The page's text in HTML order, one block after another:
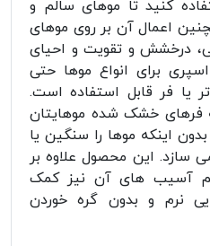
کنید تا موهای سالم و
اعمال آن بر روی موهای
درخشش و تقویت و احیای
برای انواع موها حتی
یا فر قابل استفاده است.
فرهای خشک شده موهایتان
اینکه موها را سنگین یا
این محصول علاوه بر
آسیب های آن نیز کمک
نرم و بدون گره خوردن